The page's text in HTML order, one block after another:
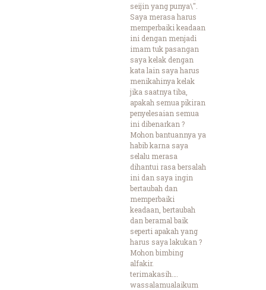
seijin yang punya\".
Saya merasa harus
memperbaiki keadaan
ini dengan menjadi
imam tuk pasangan
saya kelak dengan
kata lain saya harus
menikahinya kelak
jika saatnya tiba,
apakah semua pikiran
penyelesaian semua
ini dibenarkan ?
Mohon bantuannya ya
habib karna saya
selalu merasa
dihantui rasa bersalah
ini dan saya ingin
bertaubah dan
memperbaiki
keadaan, bertaubah
dan beramal baik
seperti apakah yang
harus saya lakukan ?
Mohon bimbing
alfakir.
terimakasih….
wassalamualaikum